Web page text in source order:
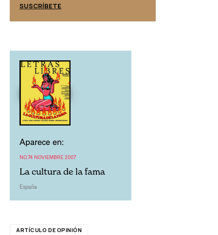
SUSCRÍBETE
Aparece en:
NO.74 NOVIEMBRE 2007
La cultura de la fama
España
ARTÍCULO DE OPINIÓN